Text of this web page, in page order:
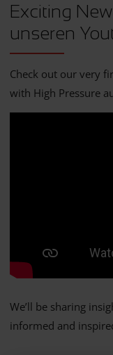
Exciting
unseren
Check out our very
with High Pressure
We’ll be sharing
informed and